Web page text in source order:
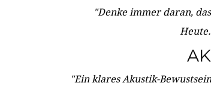
"Denke immer daran,
"Ein klares Akustik-